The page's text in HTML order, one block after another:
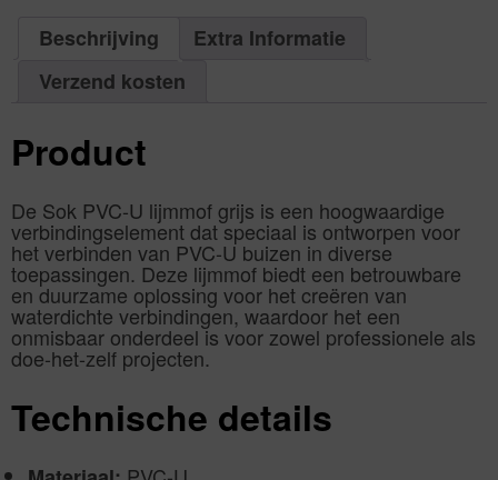
Aantal
aantal
Beschrijving
Extra Informatie
Verzend kosten
Product
De Sok PVC-U lijmmof grijs is een hoogwaardige
verbindingselement dat speciaal is ontworpen voor
het verbinden van PVC-U buizen in diverse
toepassingen. Deze lijmmof biedt een betrouwbare
en duurzame oplossing voor het creëren van
waterdichte verbindingen, waardoor het een
onmisbaar onderdeel is voor zowel professionele als
doe-het-zelf projecten.
Technische details